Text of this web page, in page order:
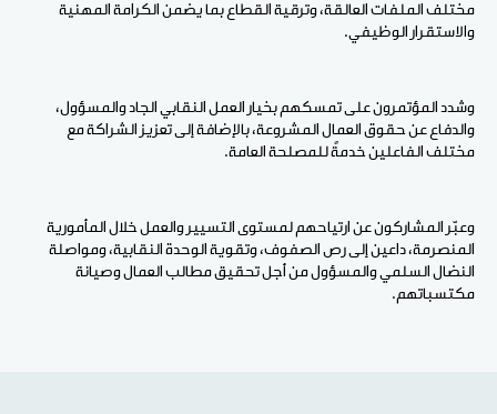
مختلف الملفات العالقة، وترقية القطاع بما يضمن الكرامة المهنية
والاستقرار الوظيفي.
وشدد المؤتمرون على تمسكهم بخيار العمل النقابي الجاد والمسؤول،
والدفاع عن حقوق العمال المشروعة، بالإضافة إلى تعزيز الشراكة مع
مختلف الفاعلين خدمةً للمصلحة العامة.
وعبّر المشاركون عن ارتياحهم لمستوى التسيير والعمل خلال المأمورية
المنصرمة، داعين إلى رص الصفوف، وتقوية الوحدة النقابية، ومواصلة
النضال السلمي والمسؤول من أجل تحقيق مطالب العمال وصيانة
مكتسباتهم.